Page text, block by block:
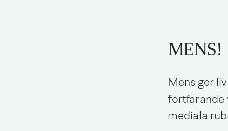
MENS!
Mens ger
fortfarande
mediala